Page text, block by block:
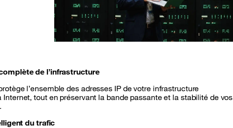
de l’infrastructure
l’ensemble des adresses IP de votre infrastructure
Internet, tout en préservant la bande passante et la stabilité de vos
du trafic